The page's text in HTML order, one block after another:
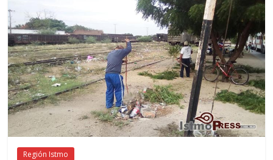
Región Istmo